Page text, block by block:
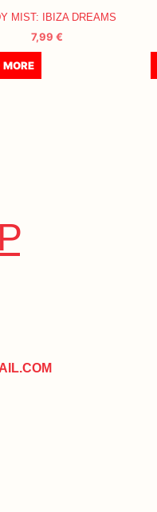
MIST: IBIZA DREAMS
7,99€
MORE